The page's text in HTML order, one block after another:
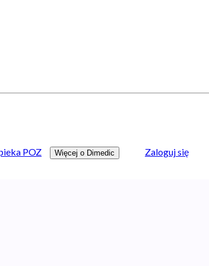
POZ Więcej o Dimedic Zaloguj się